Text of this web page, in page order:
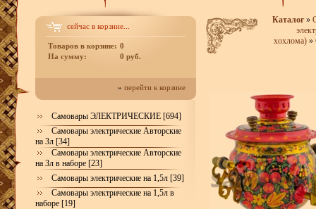
сейчас в корзине...
Товаров в корзине: 0
На сумму:
0 руб.
» перейти к корзине
Самовары ЭЛЕКТРИЧЕСКИЕ [694]
Самовары электрические Авторские
на 3л [34]
Самовары электрические Авторские
на 3л в наборе [23]
Самовары электрические на 1,5л [39]
Самовары электрические на 1,5л в
наборе [19]
Каталог»
хохлома) »